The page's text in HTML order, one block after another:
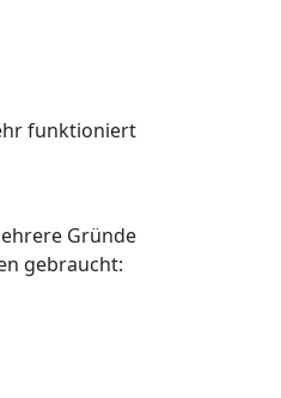
funktioniert
Gründe
gebraucht: